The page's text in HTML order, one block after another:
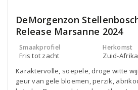
DeMorgenzon
Release Marsanne 2024
Smaakprofiel
Fris tot zacht
Herkomst
Zuid-
Karaktervolle, soepele, droge witte
geur van gele bloemen, perzik,